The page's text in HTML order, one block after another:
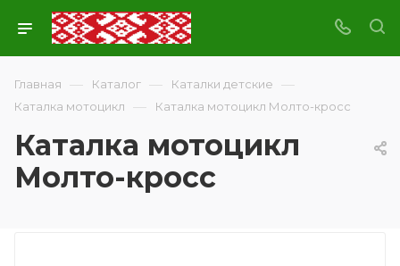
Главная — Каталог — Каталки детские —
Каталка мотоцикл — Каталка мотоцикл Молто-кросс
Каталка мотоцикл
Молто-кросс